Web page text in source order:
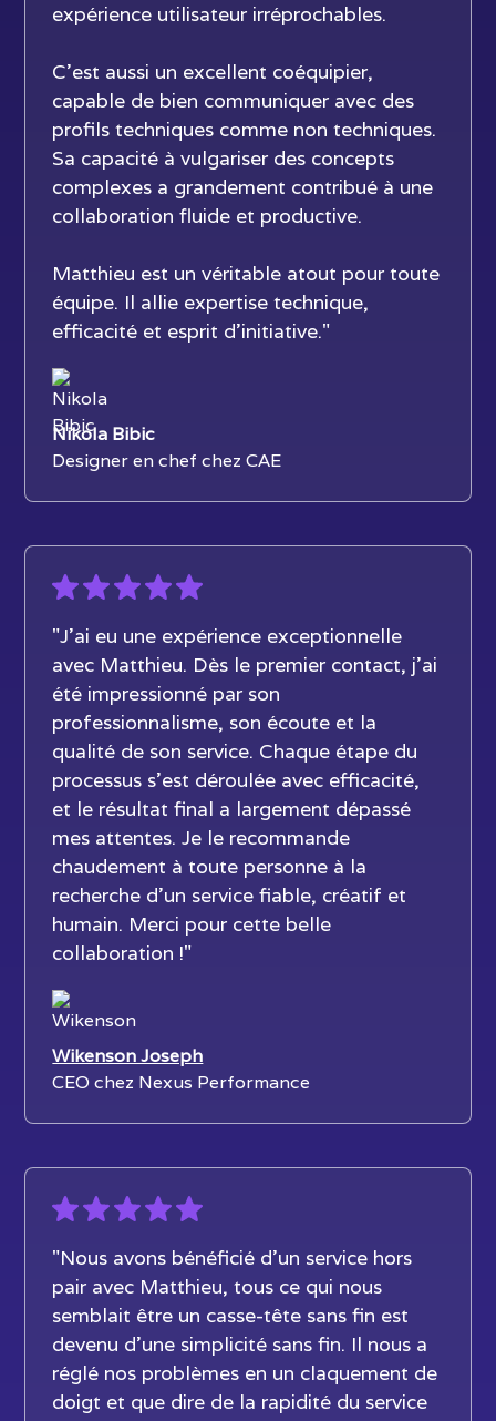
expérience utilisateur irréprochables.
C’est aussi un excellent coéquipier,
capable de bien communiquer avec des
profils techniques comme non techniques.
Sa capacité à vulgariser des concepts
complexes a grandement contribué à une
collaboration fluide et productive.
Matthieu est un véritable atout pour toute
équipe. Il allie expertise technique,
efficacité et esprit d’initiative."
Nikola Bibic
Designer en chef chez CAE
"J’ai eu une expérience exceptionnelle
avec Matthieu. Dès le premier contact, j’ai
été impressionné par son
professionnalisme, son écoute et la
qualité de son service. Chaque étape du
processus s’est déroulée avec efficacité,
et le résultat final a largement dépassé
mes attentes. Je le recommande
chaudement à toute personne à la
recherche d’un service fiable, créatif et
humain. Merci pour cette belle
collaboration !"
Wikenson Joseph
CEO chez Nexus Performance
"Nous avons bénéficié d’un service hors
pair avec Matthieu, tous ce qui nous
semblait être un casse-tête sans fin est
devenu d’une simplicité sans fin. Il nous a
réglé nos problèmes en un claquement de
doigt et que dire de la rapidité du service